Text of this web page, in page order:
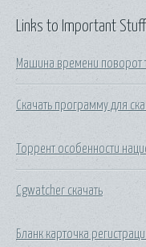
Links to Important Stuff
Машина времени поворот
Скачать программу для
Торрент особенности
Cgwatcher скачать
Бланк карточка